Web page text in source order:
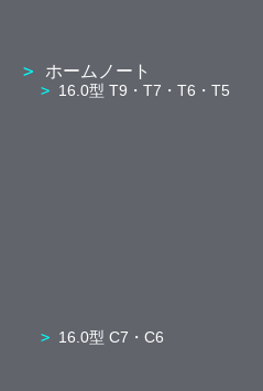
ホームノート
16.0型 T9・T7・T6・T5
16.0型 C7・C6